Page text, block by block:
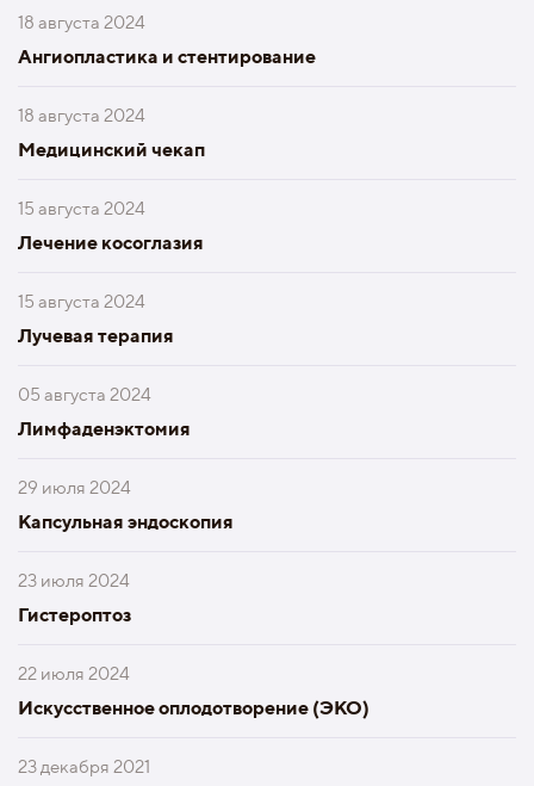
18 августа 2024
Ангиопластика и стентирование
18 августа 2024
Медицинский чекап
15 августа 2024
Лечение косоглазия
15 августа 2024
Лучевая терапия
05 августа 2024
Лимфаденэктомия
29 июля 2024
Капсульная эндоскопия
23 июля 2024
Гистероптоз
22 июля 2024
Искусственное оплодотворение (ЭКО)
23 декабря 2021